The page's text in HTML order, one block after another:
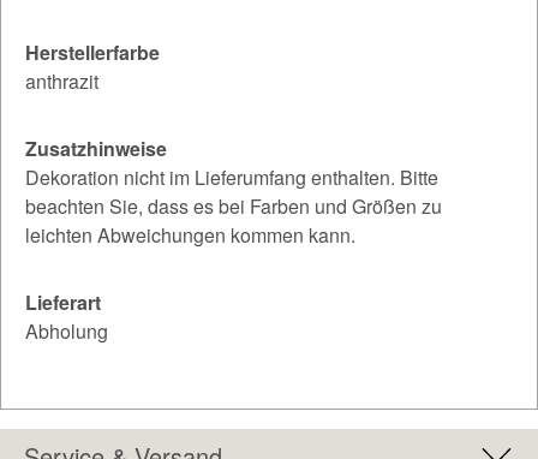
Herstellerfarbe
anthrazit
Zusatzhinweise
Dekoration nicht im Lieferumfang enthalten. Bitte
beachten Sie, dass es bei Farben und Größen zu
leichten Abweichungen kommen kann.
Lieferart
Abholung